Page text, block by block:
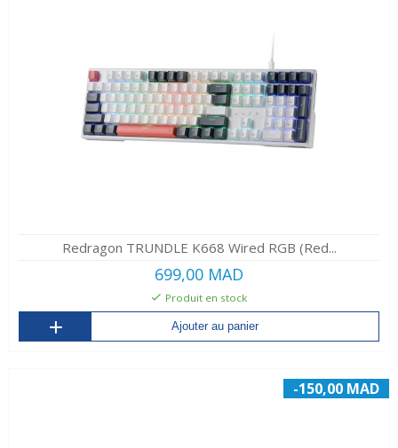
Redragon TRUNDLE K668 Wired RGB (Red...
699,00 MAD
Produit en stock
Ajouter au panier
-150,00 MAD